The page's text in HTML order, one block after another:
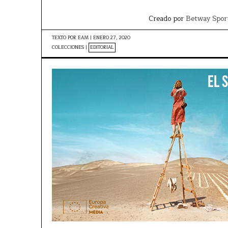
Creado por Betway
TEXTO POR EAM | ENERO 27, 2020
COLECCIONES | EDITORIAL